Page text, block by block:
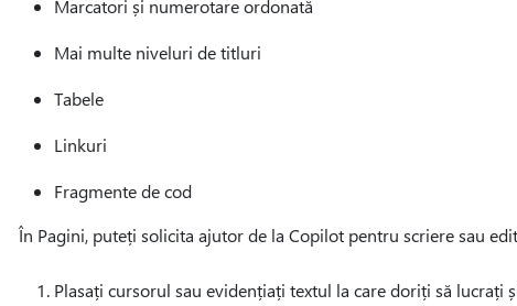
Marcatori și numerotare ordonată
Mai multe niveluri de titluri
Tabele
Linkuri
Fragmente de cod
În Pagini, puteți solicita ajutor de la Copilot pentru scriere sau
Plasați cursorul sau evidențiați textul la care doriți să lucrați